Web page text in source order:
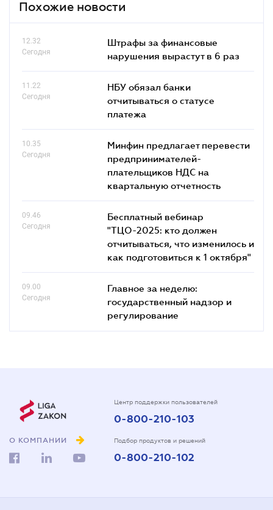
Похожие новости
12.32
Сегодня
Штрафы за финансовые
нарушения вырастут в 6 раз
11.22
Сегодня
НБУ обязал банки
отчитываться о статусе
платежа
10.35
Сегодня
Минфин предлагает перевести
предпринимателей-
плательщиков НДС на
квартальную отчетность
09.46
Сегодня
Бесплатный вебинар
"ТЦО-2025: кто должен
отчитываться, что изменилось и
как подготовиться к 1 октября"
09.00
Сегодня
Главное за неделю:
государственный надзор и
регулирование
О КОМПАНИИ
Центр поддержки пользователей
0-800-210-103
Подбор продуктов и решений
0-800-210-102